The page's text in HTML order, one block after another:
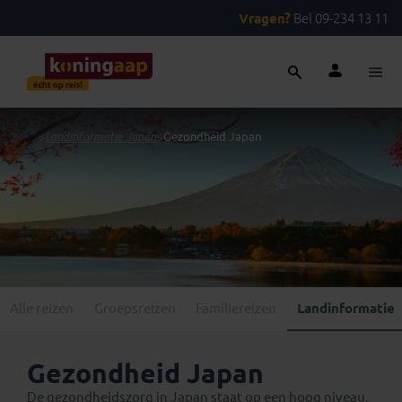
Vragen? Bel 09-234 13 11
...> Landinformatie Japan>Gezondheid Japan
Landinformatie
Gezondheid Japan
De gezondheidszorg in Japan staat op een hoog niveau.